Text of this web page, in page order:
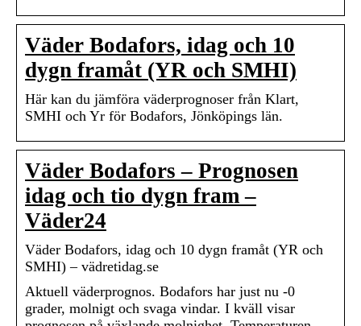
Väder Bodafors, idag och 10
dygn framåt (YR och SMHI)
Här kan du jämföra väderprognoser från Klart,
SMHI och Yr för Bodafors, Jönköpings län.
Väder Bodafors – Prognosen
idag och tio dygn fram –
Väder24
Väder Bodafors, idag och 10 dygn framåt (YR och
SMHI) – vädretidag.se
Aktuell väderprognos. Bodafors har just nu -0
grader, molnigt och svaga vindar. I kväll visar